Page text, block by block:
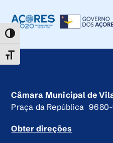
TOGGLE HIGH CONTRAST
TOGGLE FONT SIZE
Câmara Municipal de
Praça da República 9680-
Obter direções